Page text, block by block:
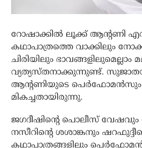
റോഷാക്കില്‍ ലൂക്ക് ആന്റണി
കഥാപാത്രത്തെ വാക്കിലും
ചിരിയിലും ഭാവങ്ങളിലുമെല്ലാം
വ്യത്യസ്തനാക്കുന്നുണ്ട്.
ആന്റണിയുടെ പെര്‍ഫോമന്‍സും
മികച്ചതായിരുന്നു.
ജഗദീഷിന്റെ പൊലീസ് വേഷവും
നസീറിന്റെ ശശാങ്കനും
കഥാപാത്രങ്ങളിലും